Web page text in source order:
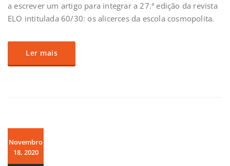
a escrever um artigo para integrar a 27.ª edição da revista
ELO intitulada 60/30: os alicerces da escola cosmopolita.
Ler mais
Novembro
18, 2020